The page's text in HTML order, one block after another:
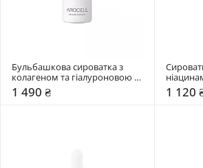
Бульбашкова сироватка з
колагеном та гіалуроновою
кислотою Arocell 70 мл
1 490 ₴ 1 120